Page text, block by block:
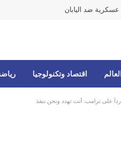
عسكرية ضد اليابان
اقتصاد وتكنولوجيا
على ترامب: أنت تهدد ونحن ننفذ